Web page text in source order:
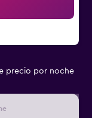
precio por noche